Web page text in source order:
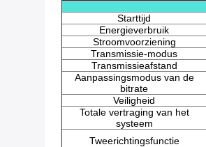
Starttijd
Energieverbruik
Stroomvoorziening
Transmissie-modus
Transmissieafstand
Aanpassingsmodus van de
bitrate
Veiligheid
Totale vertraging van het
systeem
Tweerichtingsfunctie